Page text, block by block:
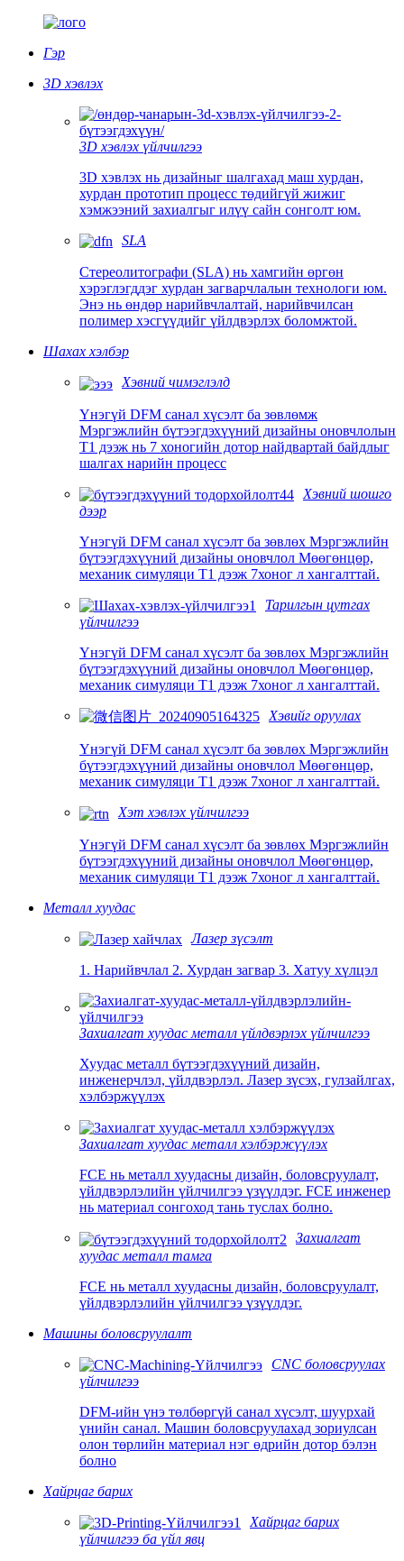
Гэр
3D хэвлэх
3D хэвлэх үйлчилгээ
3D хэвлэх нь дизайныг шалгахад маш хурдан,
хурдан прототип процесс төдийгүй жижиг
хэмжээний захиалгыг илүү сайн сонголт юм.
SLA
Стереолитографи (SLA) нь хамгийн өргөн
хэрэглэгддэг хурдан загварчлалын технологи юм.
Энэ нь өндөр нарийвчлалтай, нарийвчилсан
полимер хэсгүүдийг үйлдвэрлэх боломжтой.
Шахах хэлбэр
Хэвний чимэглэлд
Үнэгүй DFM санал хүсэлт ба зөвлөмж
Мэргэжлийн бүтээгдэхүүний дизайны оновчлолын
T1 дээж нь 7 хоногийн дотор найдвартай байдлыг
шалгах нарийн процесс
Хэвний шошго
дээр
Үнэгүй DFM санал хүсэлт ба зөвлөх Мэргэжлийн
бүтээгдэхүүний дизайны оновчлол Мөөгөнцөр,
механик симуляци T1 дээж 7хоног л хангалттай.
Тарилгын цутгах
үйлчилгээ
Үнэгүй DFM санал хүсэлт ба зөвлөх Мэргэжлийн
бүтээгдэхүүний дизайны оновчлол Мөөгөнцөр,
механик симуляци T1 дээж 7хоног л хангалттай.
Хэвийг оруулах
Үнэгүй DFM санал хүсэлт ба зөвлөх Мэргэжлийн
бүтээгдэхүүний дизайны оновчлол Мөөгөнцөр,
механик симуляци T1 дээж 7хоног л хангалттай.
Хэт хэвлэх үйлчилгээ
Үнэгүй DFM санал хүсэлт ба зөвлөх Мэргэжлийн
бүтээгдэхүүний дизайны оновчлол Мөөгөнцөр,
механик симуляци T1 дээж 7хоног л хангалттай.
Металл хуудас
Лазер зүсэлт
1. Нарийвчлал 2. Хурдан загвар 3. Хатуу хүлцэл
Захиалгат хуудас металл үйлдвэрлэх үйлчилгээ
Хуудас металл бүтээгдэхүүний дизайн,
инженерчлэл, үйлдвэрлэл. Лазер зүсэх, гулзайлгах,
хэлбэржүүлэх
Захиалгат хуудас металл хэлбэржүүлэх
FCE нь металл хуудасны дизайн, боловсруулалт,
үйлдвэрлэлийн үйлчилгээ үзүүлдэг. FCE инженер
нь материал сонгоход тань туслах болно.
Захиалгат
хуудас металл тамга
FCE нь металл хуудасны дизайн, боловсруулалт,
үйлдвэрлэлийн үйлчилгээ үзүүлдэг.
Машины боловсруулалт
CNC боловсруулах
үйлчилгээ
DFM-ийн үнэ төлбөргүй санал хүсэлт, шуурхай
үнийн санал. Машин боловсруулахад зориулсан
олон төрлийн материал нэг өдрийн дотор бэлэн
болно
Хайрцаг барих
Хайрцаг барих
үйлчилгээ ба үйл явц